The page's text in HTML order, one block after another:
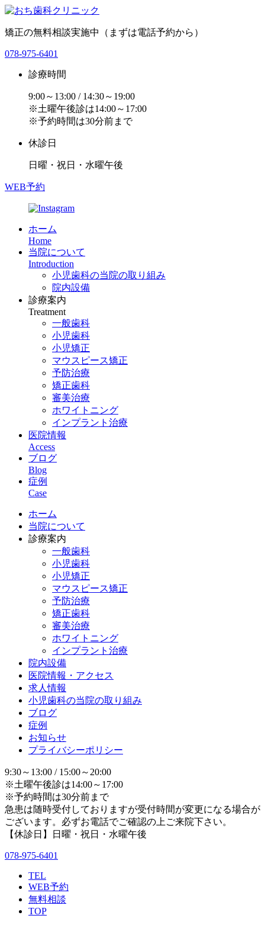
矯正の無料相談実施中（まずは電話予約から）
078-975-6401
診療時間
9:00～13:00 / 14:30～19:00
※土曜午後診は14:00～17:00
※予約時間は30分前まで
休診日
日曜・祝日・水曜午後
WEB予約
ホーム
Home
当院について
Introduction
小児歯科の当院の取り組み
院内設備
診療案内
Treatment
一般歯科
小児歯科
小児矯正
マウスピース矯正
予防治療
矯正歯科
審美治療
ホワイトニング
インプラント治療
医院情報
Access
ブログ
Blog
症例
Case
ホーム
当院について
診療案内
一般歯科
小児歯科
小児矯正
マウスピース矯正
予防治療
矯正歯科
審美治療
ホワイトニング
インプラント治療
院内設備
医院情報・アクセス
求人情報
小児歯科の当院の取り組み
ブログ
症例
お知らせ
プライバシーポリシー
9:30～13:00 / 15:00～20:00
※土曜午後診は14:00～17:00
※予約時間は30分前まで
急患は随時受付しておりますが受付時間が変更になる場合が
ございます。必ずお電話でご確認の上ご来院下さい。
【休診日】日曜・祝日・水曜午後
078-975-6401
TEL
WEB予約
無料相談
TOP